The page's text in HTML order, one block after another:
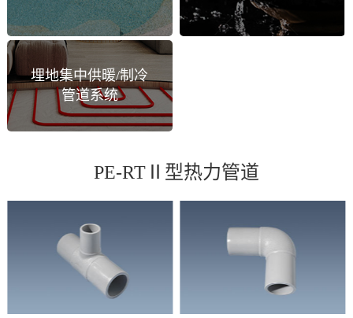
埋地集中供暖/制冷
管道系统
PE-RTⅡ型热力管道